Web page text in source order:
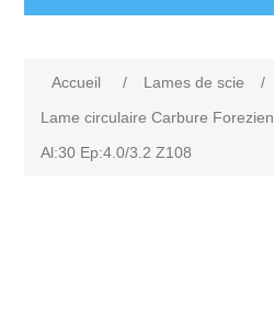
Accueil / Lames de scie /
Lame circulaire Carbure
Al:30 Ep:4.0/3.2 Z108